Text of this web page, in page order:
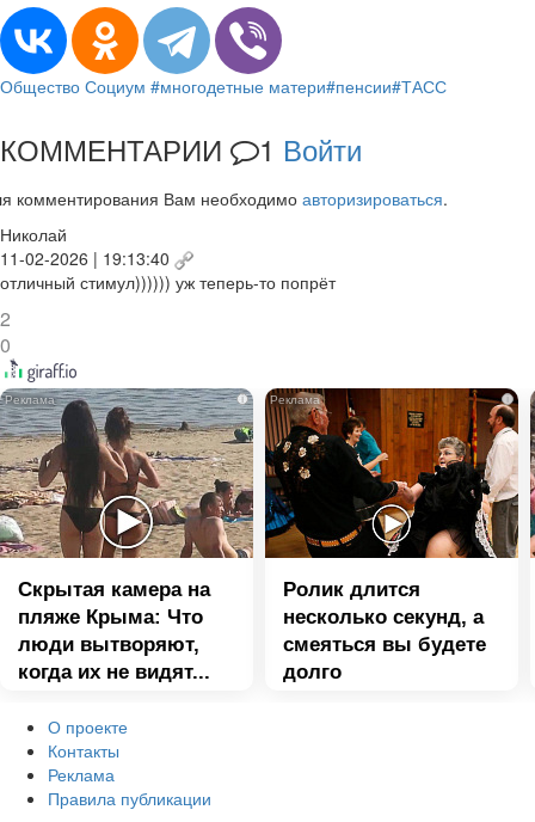
Общество Социум #многодетные матери#пенсии#ТАСС
КОММЕНТАРИИ 1 Войти
комментирования Вам необходимо авторизироваться.
Николай
11-02-2026 | 19:13:40
отличный стимул)))))) уж теперь-то попрёт
2
0
i
Скрытая камера на
пляже Крыма: Что
люди вытворяют,
когда их не видят...
i
Ролик длится
несколько секунд, а
смеяться вы будете
долго
О проекте
Контакты
Реклама
Правила публикации